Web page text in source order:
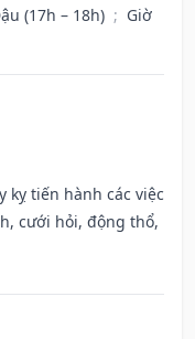
(17h – 18h) ; Giờ
kỵ tiến hành các việc
cưới hỏi, động thổ,